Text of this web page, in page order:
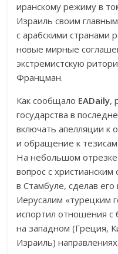
иранскому режиму в
Израиль своим
с арабскими странами
новые мирные
экстремистскую
Францман.
Как сообщало EADaily,
государства в
включать апелляции к
и обращение к тезисам
На небольшом
вопрос с
в Стамбуле, сделав
Иерусалим «турецким
испортил отношения
на западном (Греция,
Израиль)